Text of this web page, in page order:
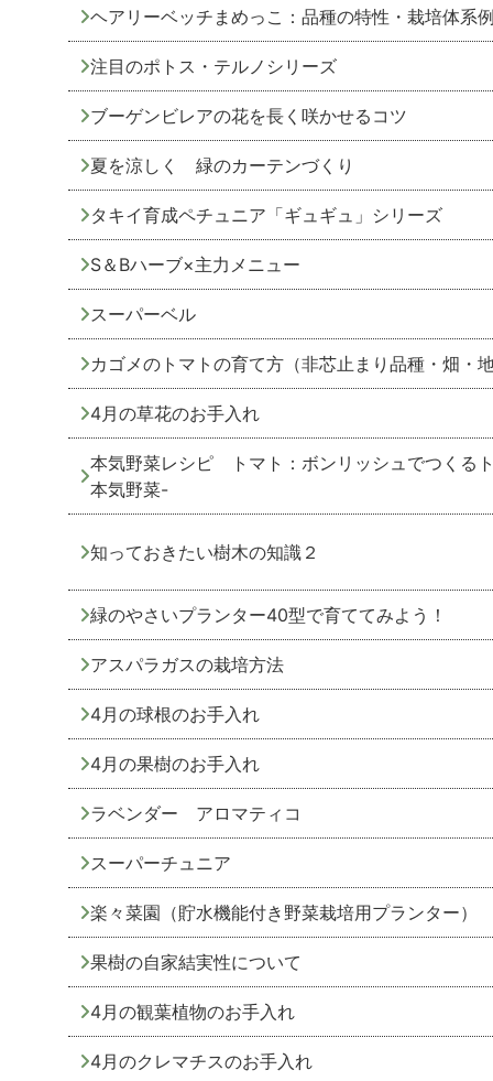
ヘアリーベッチまめっこ：品種の特性・栽培体系
注目のポトス・テルノシリーズ
ブーゲンビレアの花を長く咲かせるコツ
夏を涼しく 緑のカーテンづくり
タキイ育成ペチュニア「ギュギュ」シリーズ
S＆Bハーブ×主力メニュー
スーパーベル
カゴメのトマトの育て方（非芯止まり品種・畑・
4月の草花のお手入れ
本気野菜レシピ トマト：ボンリッシュでつくる
本気野菜-
知っておきたい樹木の知識２
緑のやさいプランター40型で育ててみよう！
アスパラガスの栽培方法
4月の球根のお手入れ
4月の果樹のお手入れ
ラベンダー アロマティコ
スーパーチュニア
楽々菜園（貯水機能付き野菜栽培用プランター）
果樹の自家結実性について
4月の観葉植物のお手入れ
4月のクレマチスのお手入れ